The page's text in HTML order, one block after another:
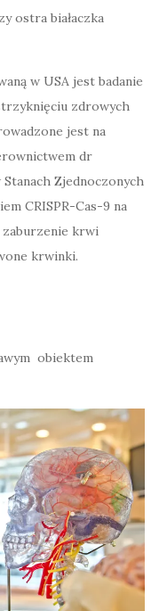
ostra białaczka
w USA jest badanie
zdrowych
jest na
dr
Zjednoczonych
CRISPR-Cas-9 na
zaburzenie krwi
krwinki.
obiektem